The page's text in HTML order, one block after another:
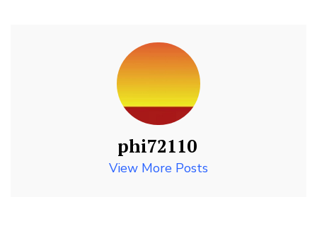
phi72110
View More Posts